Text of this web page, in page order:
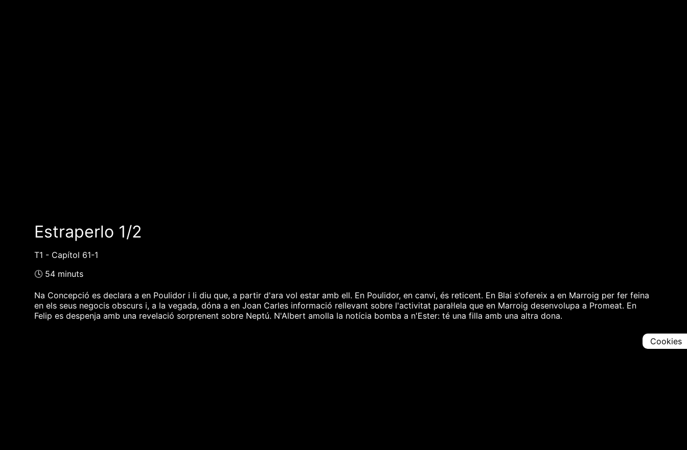
Estraperlo 1/2
T1 - Capítol 61-1
🕓 54 minuts
Na Concepció es declara a en Poulidor i li diu que, a partir d'ara vol estar amb ell. En Poulidor, en canvi, és reticent. En Blai s'ofereix a en Marroig per fer feina
en els seus negocis obscurs i, a la vegada, dóna a en Joan Carles informació rellevant sobre l'activitat paral·lela que en Marroig desenvolupa a Promeat. En
Felip es despenja amb una revelació sorprenent sobre Neptú. N'Albert amolla la notícia bomba a n'Ester: té una filla amb una altra dona.
Cookies